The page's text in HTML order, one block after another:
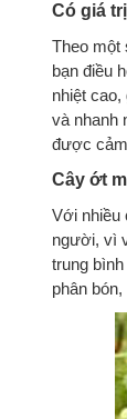
Có giá
Theo một
bạn điều
nhiệt
và nhanh
được
Cây ớt
Với nhiều
người, vì
trung
phân